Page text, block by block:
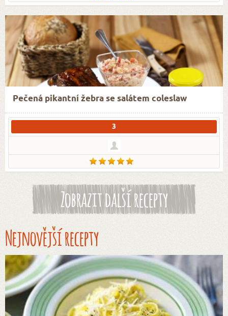
Pečená pikantní žebra se salátem coleslaw
3
Zobrazit další recepty
Nejnovější recepty